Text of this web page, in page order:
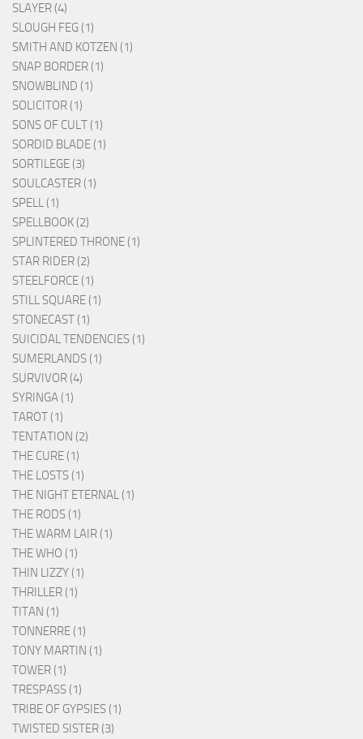
SLAYER (4)
SLOUGH FEG (1)
SMITH AND KOTZEN (1)
SNAP BORDER (1)
SNOWBLIND (1)
SOLICITOR (1)
SONS OF CULT (1)
SORDID BLADE (1)
SORTILEGE (3)
SOULCASTER (1)
SPELL (1)
SPELLBOOK (2)
SPLINTERED THRONE (1)
STAR RIDER (2)
STEELFORCE (1)
STILL SQUARE (1)
STONECAST (1)
SUICIDAL TENDENCIES (1)
SUMERLANDS (1)
SURVIVOR (4)
SYRINGA (1)
TAROT (1)
TENTATION (2)
THE CURE (1)
THE LOSTS (1)
THE NIGHT ETERNAL (1)
THE RODS (1)
THE WARM LAIR (1)
THE WHO (1)
THIN LIZZY (1)
THRILLER (1)
TITAN (1)
TONNERRE (1)
TONY MARTIN (1)
TOWER (1)
TRESPASS (1)
TRIBE OF GYPSIES (1)
TWISTED SISTER (3)